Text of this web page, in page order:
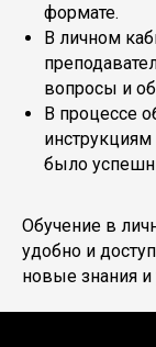
формате.
В личном
вопросы и
В процессе
было
Обучение в
удобно и
новые знания и